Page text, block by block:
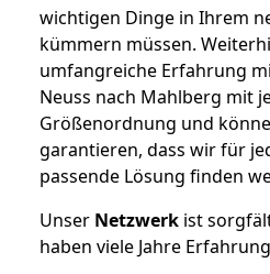
wichtigen Dinge in Ihrem
kümmern müssen.
umfangreiche Erfahrung
Neuss nach Mahlberg mit
Größenordnung und
garantieren, dass wir für
passende Lösung finden
Unser Netzwerk ist
haben viele Jahre